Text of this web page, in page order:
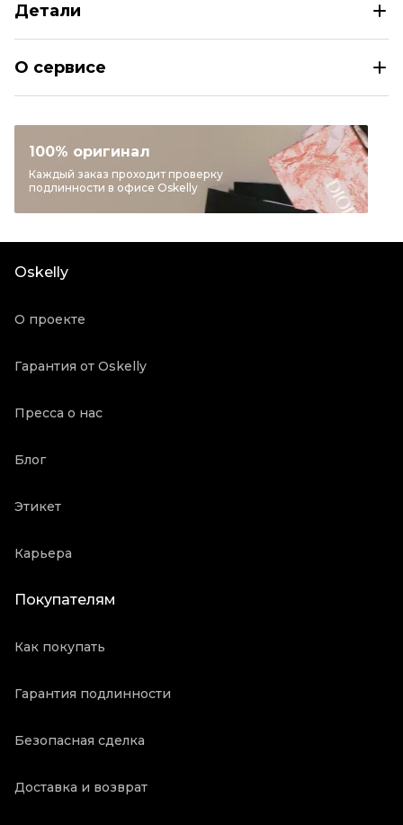
Детали
Категория
Бренд
NIKE
Модель
Air Force 1
Состояние товара
О сервисе
100% оригинал
Каждый заказ проходит проверку
подлинности в офисе Oskelly
Oskelly
О проекте
Гарантия от Oskelly
Пресса о нас
Блог
Этикет
Карьера
Покупателям
Как покупать
Гарантия подлинности
Безопасная сделка
Доставка и возврат